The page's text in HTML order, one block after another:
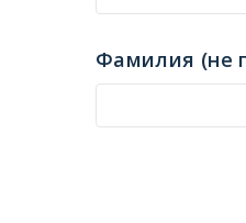
Фамилия (не